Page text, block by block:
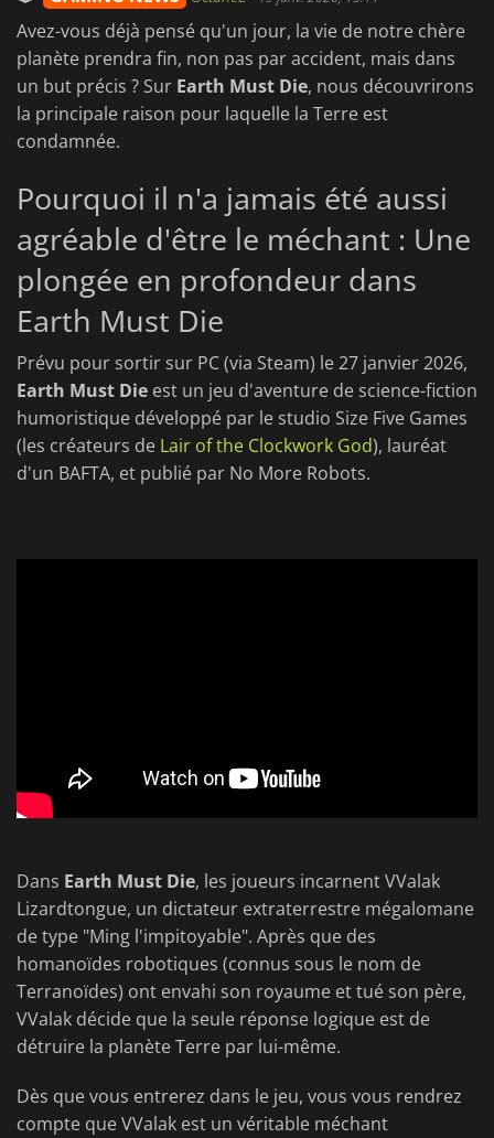
Avez-vous déjà pensé qu'un jour, la vie de notre chère
planète prendra fin, non pas par accident, mais dans
un but précis ? Sur Earth Must Die, nous découvrirons
la principale raison pour laquelle la Terre est
condamnée.
Pourquoi il n'a jamais été aussi
agréable d'être le méchant : Une
plongée en profondeur dans
Earth Must Die
Prévu pour sortir sur PC (via Steam) le 27 janvier 2026,
Earth Must Die est un jeu d'aventure de science-fiction
humoristique développé par le studio Size Five Games
(les créateurs de Lair of the Clockwork God), lauréat
d'un BAFTA, et publié par No More Robots.
Dans Earth Must Die, les joueurs incarnent VValak
Lizardtongue, un dictateur extraterrestre mégalomane
de type "Ming l'impitoyable". Après que des
homanoïdes robotiques (connus sous le nom de
Terranoïdes) ont envahi son royaume et tué son père,
VValak décide que la seule réponse logique est de
détruire la planète Terre par lui-même.
Dès que vous entrerez dans le jeu, vous vous rendrez
compte que VValak est un véritable méchant